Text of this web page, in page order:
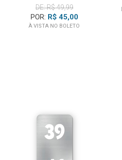
DE: R$ 49,99
POR: R$ 45,00
À VISTA NO BOLETO